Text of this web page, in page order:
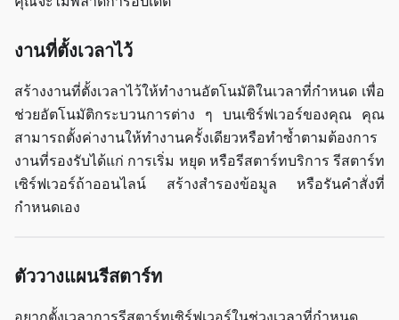
งานที่ตั้งเวลาไว้
สร้างงานที่ตั้งเวลาไว้ให้ทำงานอัตโนมัติในเวลาที่กำหนด เพื่อ
ช่วยอัตโนมัติกระบวนการต่าง ๆ บนเซิร์ฟเวอร์ของคุณ คุณ
สามารถตั้งค่างานให้ทำงานครั้งเดียวหรือทำซ้ำตามต้องการ
งานที่รองรับได้แก่ การเริ่ม หยุด หรือรีสตาร์ทบริการ รีสตาร์ท
เซิร์ฟเวอร์ถ้าออนไลน์ สร้างสำรองข้อมูล หรือรันคำสั่งที่
กำหนดเอง
ตัววางแผนรีสตาร์ท